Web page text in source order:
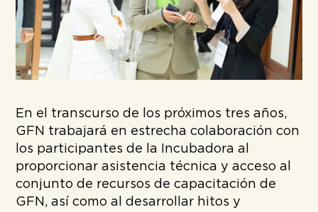
En el transcurso de los próximos tres años,
GFN trabajará en estrecha colaboración con
los participantes de la Incubadora al
proporcionar asistencia técnica y acceso al
conjunto de recursos de capacitación de
GFN, así como al desarrollar hitos y